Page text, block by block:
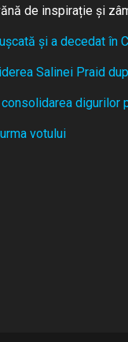
de inspirație și
și a decedat în
Salinei Praid
digurilor
votului